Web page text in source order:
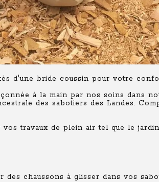
d'une bride coussin pour votre
à la main par nos soins dans
des sabotiers des Landes.
travaux de plein air tel que le
chaussons à glisser dans vos